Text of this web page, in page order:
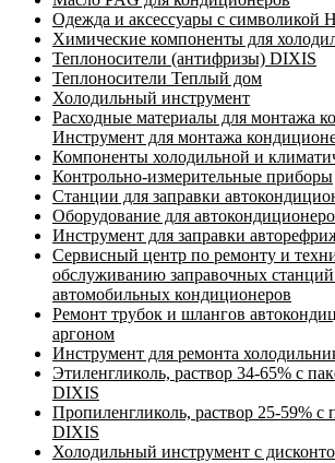
Одежда и аксессуары с символикой
Химические компоненты для
Теплоносители (антифризы) DIXIS
Теплоносители Теплый дом
Холодильный инструмент
Расходные материалы для монтажа
Инструмент для монтажа
Компоненты холодильной и
Контрольно-измерительные приборы
Станции для заправки
Оборудование для
Инструмент для заправки
Сервисный центр по ремонту и
обслуживанию заправочных
автомобильных кондиционеров
Ремонт трубок и шлангов
аргоном
Инструмент для ремонта
Этиленгликоль, раствор 34-65% с
DIXIS
Пропиленгликоль, раствор 25-59% с
DIXIS
Холодильный инструмент с